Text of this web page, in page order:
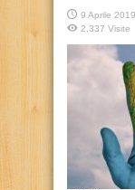
9 Aprile 2019
2,337 Visite